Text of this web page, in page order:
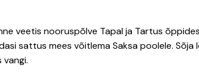
veetis nooruspõlve Tapal ja Tartus
sattus mees võitlema Saksa poolele.
vangi.